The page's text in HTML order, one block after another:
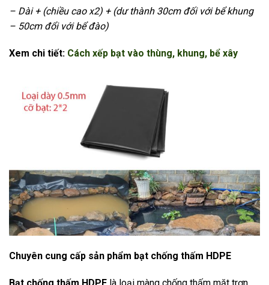
– Dài + (chiều cao x2) + (dư thành 30cm đối với bể khung
– 50cm đổi với bể đào)
Xem chi tiết: Cách xếp bạt vào thùng, khung, bể xây
Chuyên cung cấp sản phẩm bạt chống thấm HDPE